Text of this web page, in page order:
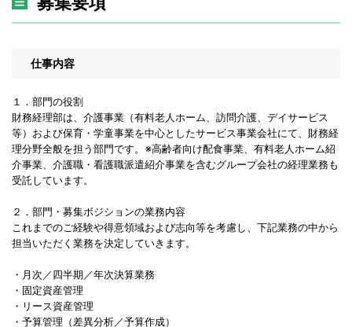
仕事内容
１．部門の役割
財務経理部は、介護事業（有料老人ホーム、訪問介護、デイサービス
等）および保育・学童事業を中心としたサービス事業会社にて、財務経
理分野全般を担う部門です。※高齢者向け配食事業、有料老人ホーム紹
介事業、介護職・看護職派遣紹介事業を含むグループ会社の経理業務も
受託しています。
２．部門・募集ボジションの業務内容
これまでのご経験や得意領域および志向等を考慮し、下記業務の中から
担当いただく業務を決定していきます。
・月次／四半期／年次決算業務
・固定資産管理
・リース資産管理
・予算管理（差異分析／予算作成）